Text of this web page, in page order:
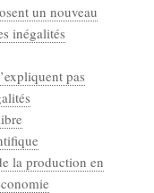
un nouveau
inégalités
pas
la production en